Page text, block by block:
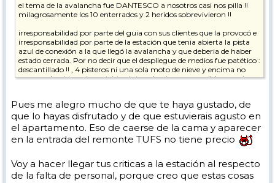
el tema de la avalancha fue DANTESCO a nosotros casi nos pilla !!
milagrosamente los 10 enterrados y 2 heridos sobrevivieron !!
irresponsabilidad por parte del guia con sus clientes que la provocó e
irresponsabilidad por parte de la estación que tenia abierta la pista
azul de conexión a la que llegó la avalancha y que deberia de haber
estado cerrada. Por no decir que el despliegue de medios fue patético :
descantillado !! , 4 pisteros ni una sola moto de nieve y encima no
cerraron la pista , ni una triste cinta , algo incomprensible , seguia
muy tarde mas de 30 min tarde y en condiciones normales se
hubieran encontrado con 10 cadaveres : un zero para la estación !!!
Tignes - destiñes es una estación brutal , increible , pero en estas
fechas la vi muy muy muy dejada de la mano de dios , no se ve
Al parecer como la fecha "oficial" de apertura es sobre el dia 25 , aún
no deben haber contratado a todo el personal .... uno de los dias nos
Pues me alegro mucho de que te haya gustado, de
que lo hayas disfrutado y de que estuvierais agusto en
el apartamento. Eso de caerse de la cama y aparecer
en la entrada del remonte TUFS no tiene precio
Voy a hacer llegar tus criticas a la estación al respecto
de la falta de personal, porque creo que estas cosas